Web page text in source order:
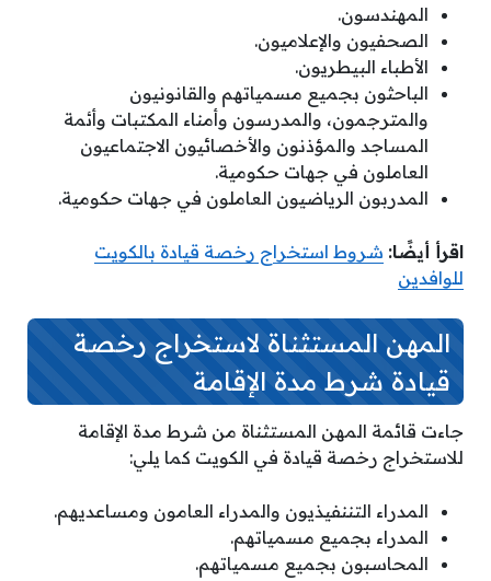
المهندسون.
الصحفيون والإعلاميون.
الأطباء البيطريون.
الباحثون بجميع مسمياتهم والقانونيون
والمترجمون، والمدرسون وأمناء المكتبات وأئمة
المساجد والمؤذنون والأخصائيون الاجتماعيون
العاملون في جهات حكومية.
المدربون الرياضيون العاملون في جهات حكومية.
اقرأ أيضًا: شروط استخراج رخصة قيادة بالكويت
للوافدين
المهن المستثناة لاستخراج رخصة
قيادة شرط مدة الإقامة
جاءت قائمة المهن المستثناة من شرط مدة الإقامة
للاستخراج رخصة قيادة في الكويت كما يلي:
المدراء التننفيذيون والمدراء العامون ومساعديهم.
المدراء بجميع مسمياتهم.
المحاسبون بجميع مسمياتهم.